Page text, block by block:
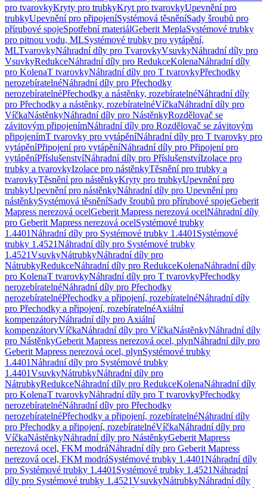
pro tvarovkyKryty pro trubkyKryt pro tvarovkyUpevnění pro
trubkyUpevnění pro připojeníSystémová těsněníSady šroubů pro
přírubové spojeSpotřební materiálGeberit MeplaSystémové trubky
pro pitnou vodu, MLSystémové trubky pro vytápění,
MLTvarovkyNáhradní díly pro TvarovkyVsuvkyNáhradní díly pro
VsuvkyRedukceNáhradní díly pro RedukceKolenaNáhradní díly
pro KolenaT tvarovkyNáhradní díly pro T tvarovkyPřechodky
nerozebíratelnéNáhradní díly pro Přechodky
nerozebíratelnéPřechodky a nástěnky, rozebíratelnéNáhradní díly
pro Přechodky a nástěnky, rozebíratelnéVíčkaNáhradní díly pro
VíčkaNástěnkyNáhradní díly pro NástěnkyRozdělovač se
závitovým připojenímNáhradní díly pro Rozdělovač se závitovým
připojenímT tvarovky pro vytápěníNáhradní díly pro T tvarovky pro
vytápěníPřipojení pro vytápěníNáhradní díly pro Připojení pro
vytápěníPříslušenstvíNáhradní díly pro PříslušenstvíIzolace pro
trubky a tvarovkyIzolace pro nástěnkyTěsnění pro trubky a
tvarovkyTěsnění pro nástěnkyKryty pro trubkyUpevnění pro
trubkyUpevnění pro nástěnkyNáhradní díly pro Upevnění pro
nástěnkySystémová těsněníSady šroubů pro přírubové spojeGeberit
Mapress nerezová ocelGeberit Mapress nerezová ocelNáhradní díly
pro Geberit Mapress nerezová ocelSystémové trubky
1.4401Náhradní díly pro Systémové trubky 1.4401 Systémové
trubky 1.4521Náhradní díly pro Systémové trubky
1.4521VsuvkyNátrubkyNáhradní díly pro
NátrubkyRedukceNáhradní díly pro RedukceKolenaNáhradní díly
pro KolenaT tvarovkyNáhradní díly pro T tvarovkyPřechodky
nerozebíratelnéNáhradní díly pro Přechodky
nerozebíratelnéPřechodky a připojení, rozebíratelnéNáhradní díly
pro Přechodky a připojení, rozebíratelnéAxiální
kompenzátoryNáhradní díly pro Axiální
kompenzátoryVíčkaNáhradní díly pro VíčkaNástěnkyNáhradní díly
pro NástěnkyGeberit Mapress nerezová ocel, plynNáhradní díly pro
Geberit Mapress nerezová ocel, plynSystémové trubky
1.4401Náhradní díly pro Systémové trubky
1.4401VsuvkyNátrubkyNáhradní díly pro
NátrubkyRedukceNáhradní díly pro RedukceKolenaNáhradní díly
pro KolenaT tvarovkyNáhradní díly pro T tvarovkyPřechodky
nerozebíratelnéNáhradní díly pro Přechodky
nerozebíratelnéPřechodky a připojení, rozebíratelnéNáhradní díly
pro Přechodky a připojení, rozebíratelnéVíčkaNáhradní díly pro
VíčkaNástěnkyNáhradní díly pro NástěnkyGeberit Mapress
nerezová ocel, FKM modráNáhradní díly pro Geberit Mapress
nerezová ocel, FKM modráSystémové trubky 1.4401Náhradní díly
pro Systémové trubky 1.4401 Systémové trubky 1.4521Náhradní
díly pro Systémové trubky 1.4521VsuvkyNátrubkyNáhradní díly